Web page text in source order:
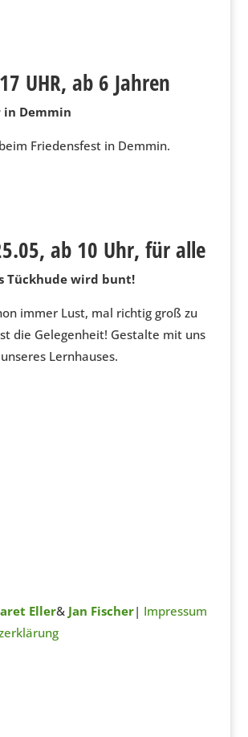
UHR, ab 6 Jahren
in Demmin
Friedensfest in Demmin.
ab 10 Uhr, für alle
Tückhude wird bunt!
immer Lust, mal richtig groß zu
die Gelegenheit! Gestalte mit uns
Lernhauses.
Eller& Jan Fischer| Impressum